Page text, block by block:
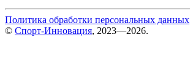
Политика обработки персональных данных
© Спорт-Инновация, 2023—2026.